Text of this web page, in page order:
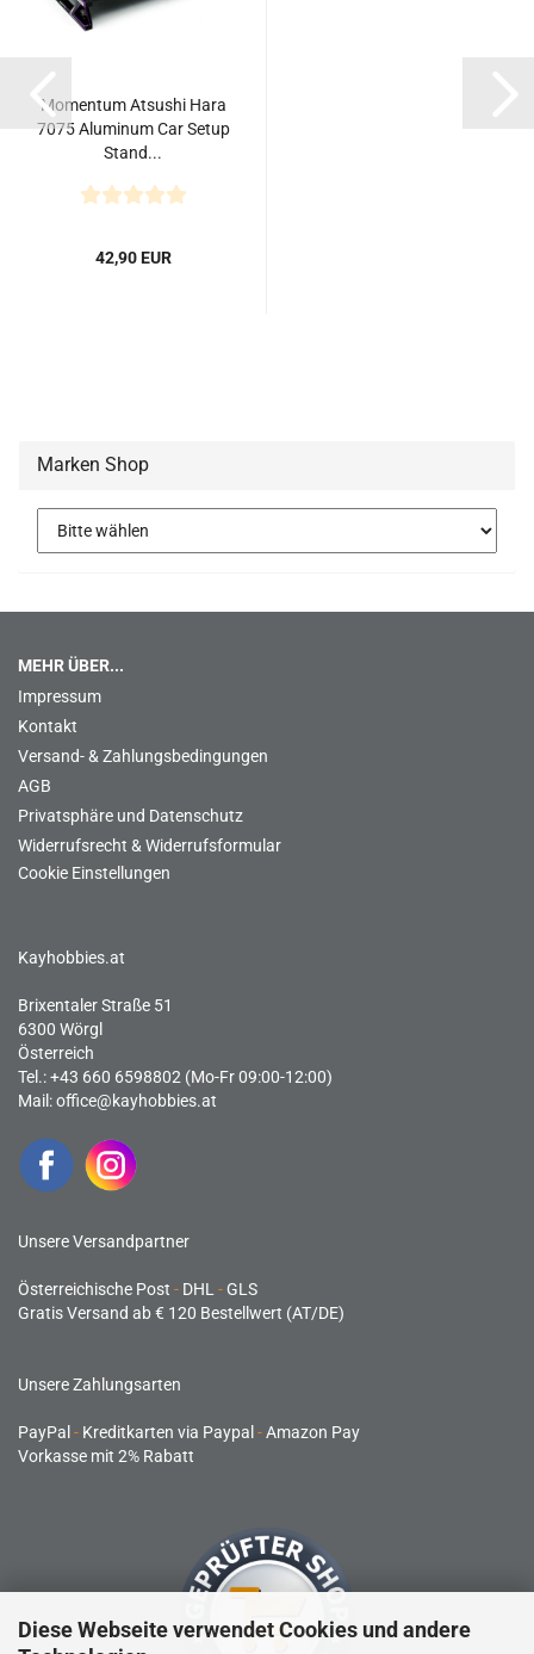
Diese Webseite verwendet Cookies und andere
Momentum Atsushi Hara
7075 Aluminum Car Setup
Stand...
42,90 EUR
Marken Shop
MEHR ÜBER...
Impressum
Kontakt
Versand- & Zahlungsbedingungen
AGB
Privatsphäre und Datenschutz
Widerrufsrecht & Widerrufsformular
Cookie Einstellungen
Kayhobbies.at
Brixentaler Straße 51
6300 Wörgl
Österreich
Tel.: +43 660 6598802 (Mo-Fr 09:00-12:00)
Mail:office@kayhobbies.at
Unsere Versandpartner
Österreichische Post - DHL -GLS
Gratis Versand ab € 120 Bestellwert (AT/DE)
Unsere Zahlungsarten
PayPal - Kreditkarten via Paypal -Amazon Pay
Vorkasse mit 2% Rabatt